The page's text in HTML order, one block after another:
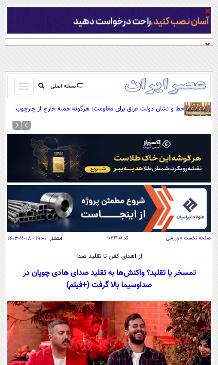
نسخه اصلی
باز
و
بسته
کردن
صفحه اول
آرشیو
نظرسنجی
آب و هوا
اوقات شرعی
سواد زندگی
اقتصاد
اقتصادی
خودرو
جامعه
اجتماعی
حوادث
سلامت
یک برش دانایی
محیط زیست
سفر و تفریح
ورزشی
بین الملل
سیاست خارجی
فرهنگ و هنر
علم و دانش
فناوری و It
علمی
قرآن
گوناگون
خط و نشان دولت عراق برای مقاومت: هرگونه حمله خارج از چارچوب
صفحه نخست » ورزشی کد۱۰۳۳۱۰۱ انتشار: ۱۹:۰۰ - ۰۸-۱۱-۱۴۰۳
از اهدای کفن تا تقلید صدا
تمسخر یا تقلید؟ واکنش‌ها به تقلید صدای هادی چوپان در
صداوسیما بالا گرفت (+فیلم)